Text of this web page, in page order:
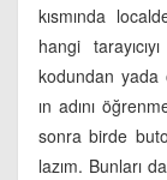
kısmında
hangi
kodundan yada
ın adını
sonra birde
lazım. Bunları